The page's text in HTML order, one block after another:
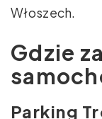
Włoszech.
Gdzie
Parking